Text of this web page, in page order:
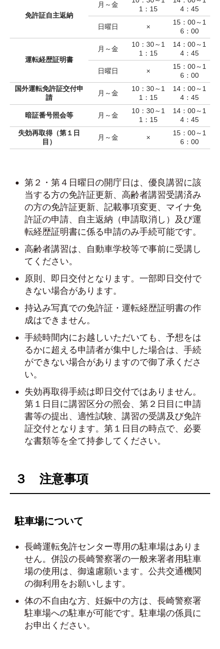
免許証自主返納
月～金
1：15
4：45
日曜日 ×
15：00～1
6：00
運転経歴証明書
月～金
10：30～1
1：15
14：00～1
4：45
日曜日 ×
15：00～1
6：00
国外運転免許証交付申
請
月～金
10：30～1
1：15
14：00～1
4：45
暗証番号照会等 月～金
10：30～1
1：15
14：00～1
4：45
失効再取得（第１日
目）
月～金 ×
15：00～1
6：00
第２・第４日曜日の開庁日は、優良講習に該
当する方の免許証更新、高齢者講習受講済み
の方の免許証更新、記載事項変更、マイナ免
許証の申請、自主返納（申請取消し）及び運
転経歴証明書に係る申請のみ手続可能です。
高齢者講習は、自動車学校等で事前に受講し
てください。
原則、即日交付となります。一部即日交付で
きない場合があります。
持込み写真での免許証・運転経歴証明書の作
成はできません。
手続時間内にお越しいただいても、予想をは
るかに超える申請者が集中した場合は、手続
ができない場合がありますので御了承くださ
い。
失効再取得手続は即日交付ではありません。
第１日目に講習区分の照会、第２日目に申請
書等の提出、適性試験、講習の受講及び免許
証交付となります。第１日目の時点で、必要
な書類等を全て持参してください。
３ 注意事項
駐車場について
長崎運転免許センター専用の駐車場はありま
せん。併設の長崎警察署の一般来署者用駐車
場の使用は、御遠慮願います。公共交通機関
の御利用をお願いします。
体の不自由な方、妊娠中の方は、長崎警察署
駐車場への駐車が可能です。駐車場の係員に
お申出ください。